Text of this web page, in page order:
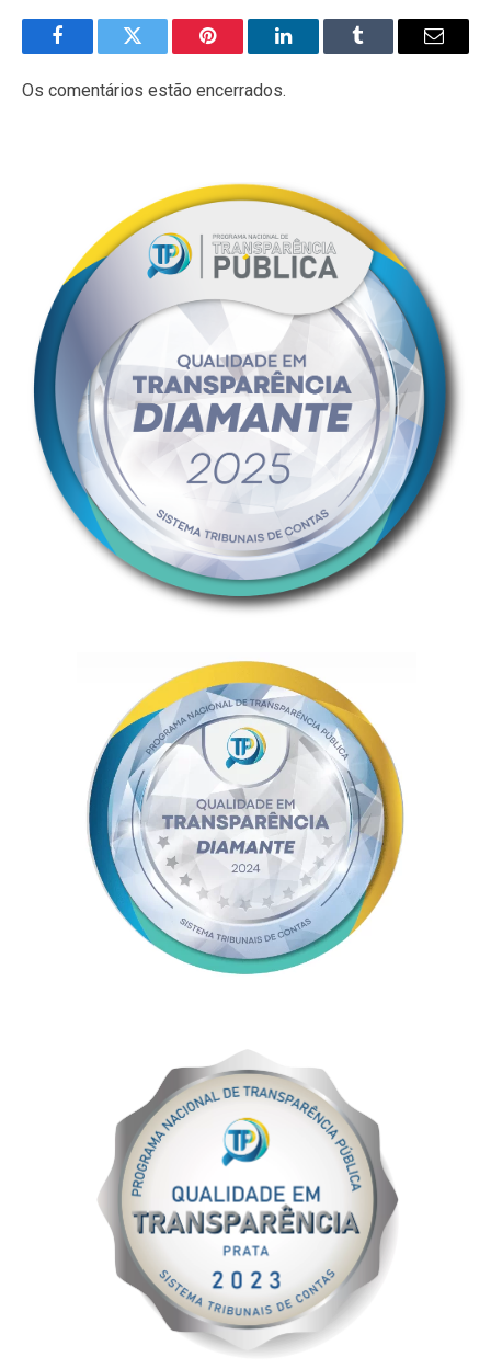
FacebookTwitter Pinterest LinkedInTumblr
E-
Os comentários estão encerrados.